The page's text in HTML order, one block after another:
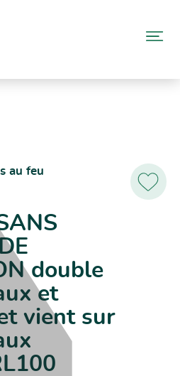
et vient sur pivots linteaux GROOM
Ajoutez
au feu
double
et
vient sur